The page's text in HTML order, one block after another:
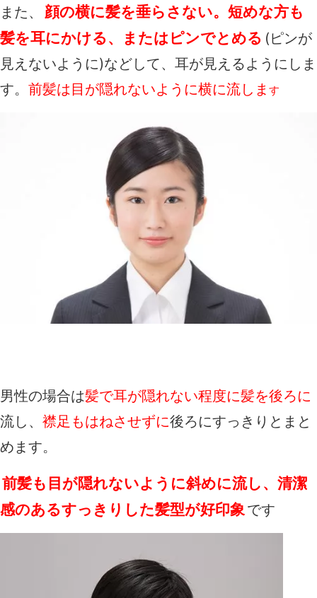
また、
顔の横に髪を垂らさない。短めな方も
髪を耳にかける、またはピンでとめる (ピンが
見えないように)などして、耳が見えるようにしま
す。 前髪は目が隠れないように横に流しま す
男性の場合は髪で耳が隠れない程度に髪を後ろに
流し、 襟足もはねさせずに後ろにすっきりとまと
めます。
前髪も目が隠れないように斜めに流し、清潔
感のあるすっきりした髪型が好印象です